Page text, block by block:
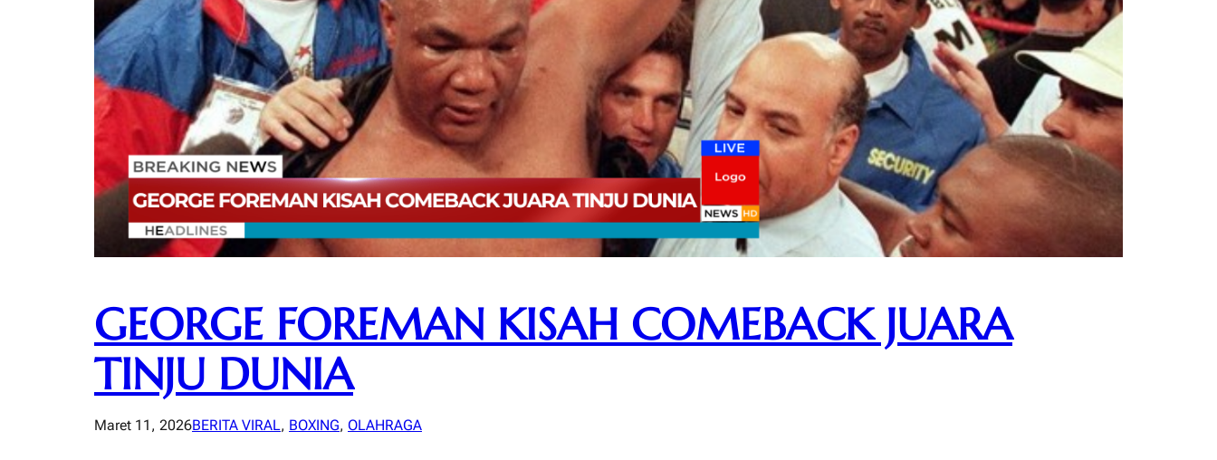
GEORGE FOREMAN KISAH COMEBACK JUARA
TINJU DUNIA
Maret 11, 2026BERITA VIRAL, BOXING, OLAHRAGA